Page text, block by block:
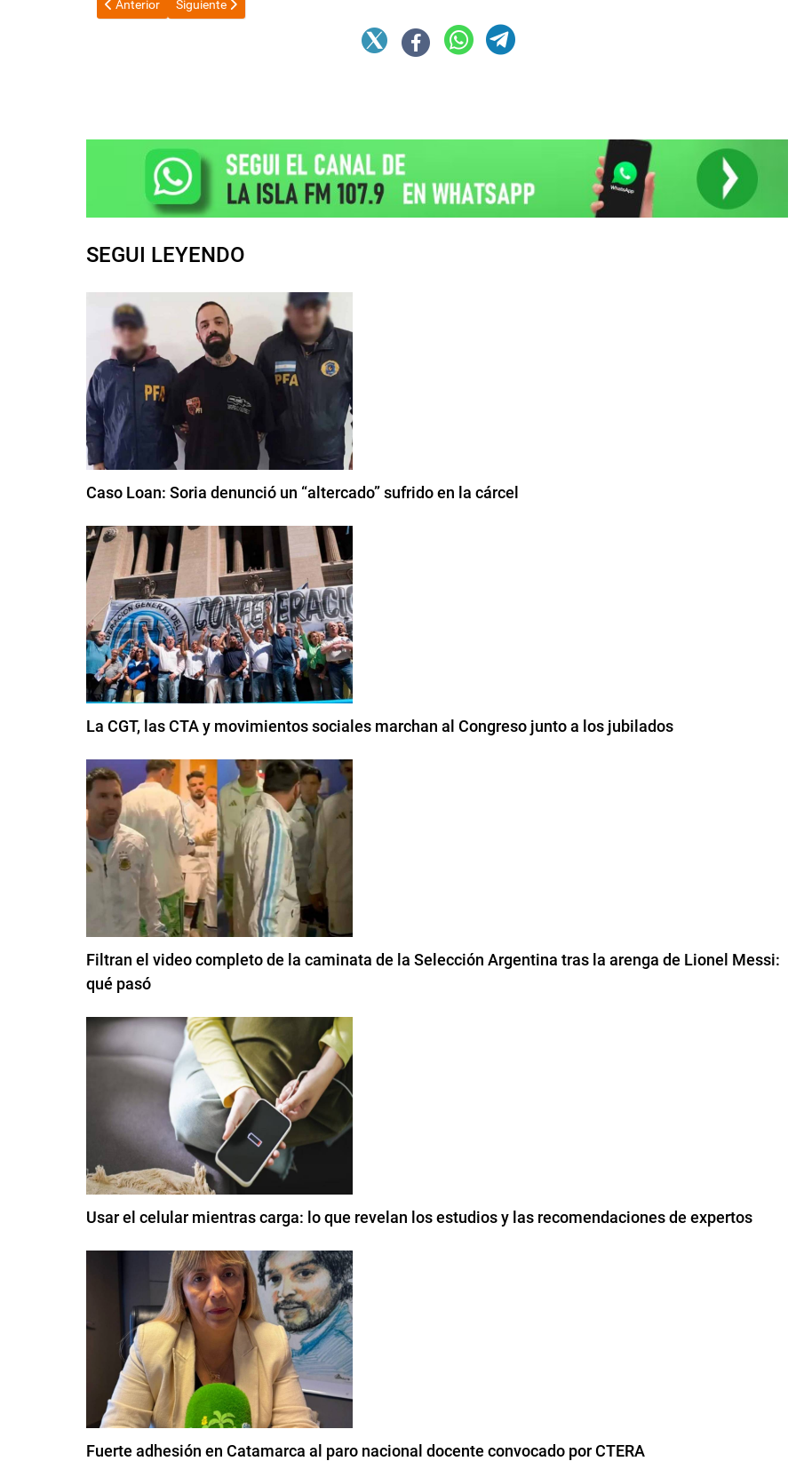
Artículo anterior: Cristina Kirchner recibe al ex presidente colombiano Ernesto Samper
Anterior Artículo siguiente: Aseguran que Javier Milei pagó más de intereses de la deuda que de jubilaciones en sus 600
Siguiente
SEGUI LEYENDO
Caso Loan: Soria denunció un “altercado” sufrido en la cárcel
La CGT, las CTA y movimientos sociales marchan al Congreso junto a los jubilados
Filtran el video completo de la caminata de la Selección Argentina tras la arenga de Lionel Messi:
qué pasó
Usar el celular mientras carga: lo que revelan los estudios y las recomendaciones de expertos
Fuerte adhesión en Catamarca al paro nacional docente convocado por CTERA